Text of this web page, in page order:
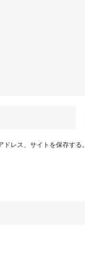
レス、サイトを保存する。